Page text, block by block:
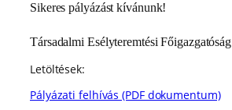
Sikeres pályázást kívánunk!
Társadalmi Esélyteremtési Főigazgatóság
Letöltések:
Pályázati felhívás (PDF dokumentum)